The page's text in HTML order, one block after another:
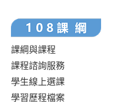
課綱與課程
課程諮詢服務
學生線上選課
學習歷程檔案